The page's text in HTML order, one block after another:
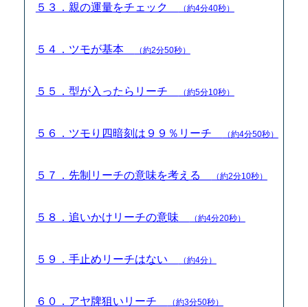
５３．親の運量をチェック （約4分40秒）
５４．ツモが基本 （約2分50秒）
５５．型が入ったらリーチ （約5分10秒）
５６．ツモり四暗刻は９９％リーチ （約4分50秒）
５７．先制リーチの意味を考える （約2分10秒）
５８．追いかけリーチの意味 （約4分20秒）
５９．手止めリーチはない （約4分）
６０．アヤ牌狙いリーチ （約3分50秒）